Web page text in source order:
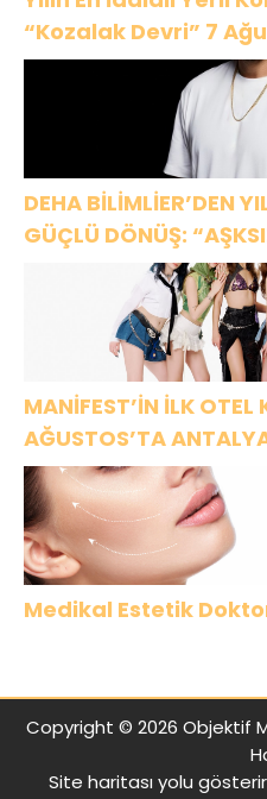
“Kozalak Devri” 7
DEHA BİLİMLİER’DEN
GÜÇLÜ DÖNÜŞ:
MANİFEST’İN İLK OTEL
AĞUSTOS’TA
Medikal Estetik
Copyright © 2026 Objektif
Site haritası yolu